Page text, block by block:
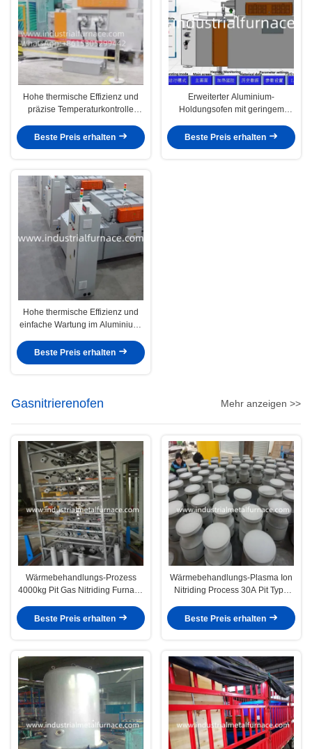
Hohe thermische Effizienz und
präzise Temperaturkontrolle
Beste Preis erhalten
Erweiterter Aluminium-
Holdungsofen mit geringem
Wartung
Beste Preis erhalten
Hohe thermische Effizienz und
einfache Wartung im Aluminium-
Beste Preis erhalten
Gasnitrierenofen Mehr anzeigen >>
Wärmebehandlungs-Prozess
4000kg Pit Gas Nitriding Furnace
Beste Preis erhalten
Wärmebehandlungs-Plasma Ion
Nitriding Process 30A Pit Type
Beste Preis erhalten